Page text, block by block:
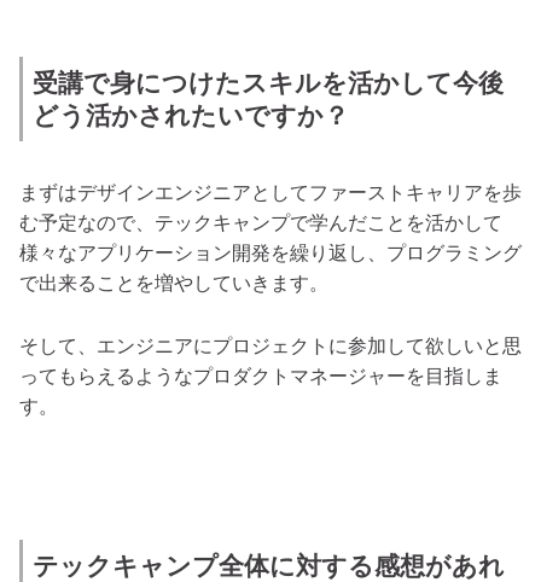
受講で身につけたスキルを活かして今後
どう活かされたいですか？
まずはデザインエンジニアとしてファーストキャリアを歩
む予定なので、テックキャンプで学んだことを活かして
様々なアプリケーション開発を繰り返し、プログラミング
で出来ることを増やしていきます。
そして、エンジニアにプロジェクトに参加して欲しいと思
ってもらえるようなプロダクトマネージャーを目指しま
す。
テックキャンプ全体に対する感想があれ